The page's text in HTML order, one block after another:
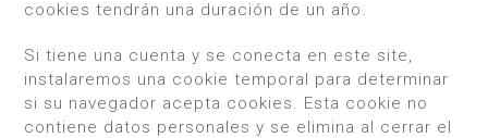
cookies tendrán una duración de un año.
Si tiene una cuenta y se conecta en este site,
instalaremos una cookie temporal para determinar
si su navegador acepta cookies. Esta cookie no
contiene datos personales y se elimina al cerrar el